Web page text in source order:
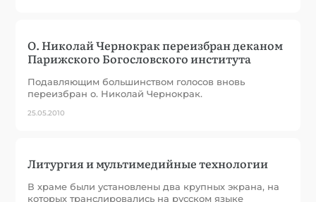
О. Николай Чернокрак переизбран деканом
Парижского Богословского института
Подавляющим большинством голосов вновь
переизбран о. Николай Чернокрак.
25.05.2010
Литургия и мультимедийные технологии
В храме были установлены два крупных экрана, на
которых транслировались на русском языке